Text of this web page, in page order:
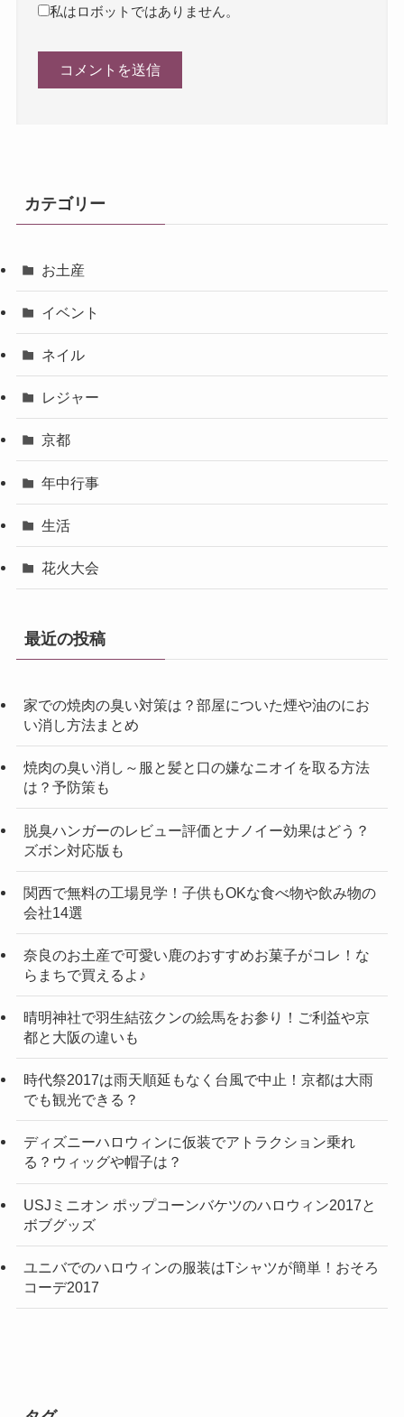
私はロボットではありません。
カテゴリー
お土産
イベント
ネイル
レジャー
京都
年中行事
生活
花火大会
最近の投稿
家での焼肉の臭い対策は？部屋についた煙や油のにお
い消し方法まとめ
焼肉の臭い消し～服と髪と口の嫌なニオイを取る方法
は？予防策も
脱臭ハンガーのレビュー評価とナノイー効果はどう？
ズボン対応版も
関西で無料の工場見学！子供もOKな食べ物や飲み物の
会社14選
奈良のお土産で可愛い鹿のおすすめお菓子がコレ！な
らまちで買えるよ♪
晴明神社で羽生結弦クンの絵馬をお参り！ご利益や京
都と大阪の違いも
時代祭2017は雨天順延もなく台風で中止！京都は大雨
でも観光できる？
ディズニーハロウィンに仮装でアトラクション乗れ
る？ウィッグや帽子は？
USJミニオン ポップコーンバケツのハロウィン2017と
ボブグッズ
ユニバでのハロウィンの服装はTシャツが簡単！おそろ
コーデ2017